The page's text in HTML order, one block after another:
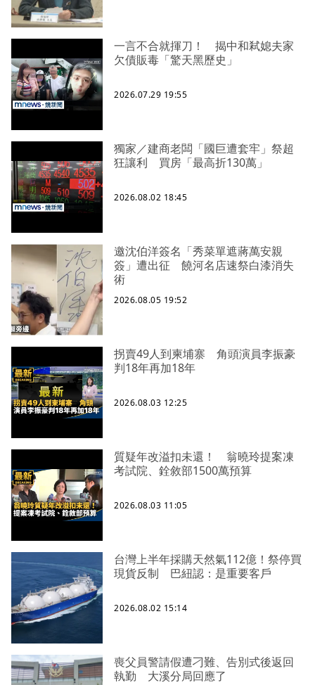
一言不合就揮刀！ 揭中和弒媳夫家
欠債販毒「驚天黑歷史」
2026.07.29 19:55
獨家／建商老闆「國巨遭套牢」祭超
狂讓利 買房「最高折130萬」
2026.08.02 18:45
邀沈伯洋簽名「秀菜單遮蔣萬安親
簽」遭出征 饒河名店速祭白漆消失
術
2026.08.05 19:52
拐賣49人到柬埔寨 角頭演員李振豪
判18年再加18年
2026.08.03 12:25
質疑年改溢扣未還！ 翁曉玲提案凍
考試院、銓敘部1500萬預算
2026.08.03 11:05
台灣上半年採購天然氣112億！祭停買
現貨反制 巴紐認：是重要客戶
2026.08.02 15:14
喪父員警請假遭刁難、告別式後返回
執勤 大溪分局回應了